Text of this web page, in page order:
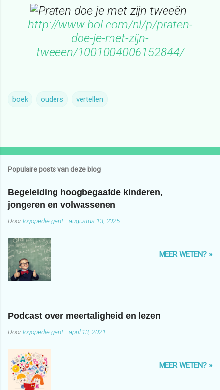
http://www.bol.com/nl/p/praten-
doe-je-met-zijn-
tweeen/1001004006152844/
boek ouders vertellen
Populaire posts van deze blog
Begeleiding hoogbegaafde kinderen,
jongeren en volwassenen
Doorlogopedie.gent -augustus 13, 2025
MEER WETEN? »
Podcast over meertaligheid en lezen
Doorlogopedie.gent -april 13, 2021
MEER WETEN? »